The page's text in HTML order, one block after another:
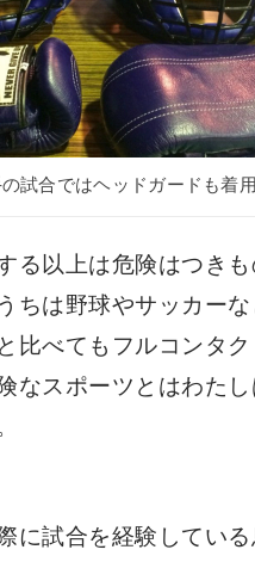
試合ではヘッドガードも着用
る以上は危険はつき
ちは野球やサッカー
比べてもフルコンタ
なスポーツとはわたし
に試合を経験してい